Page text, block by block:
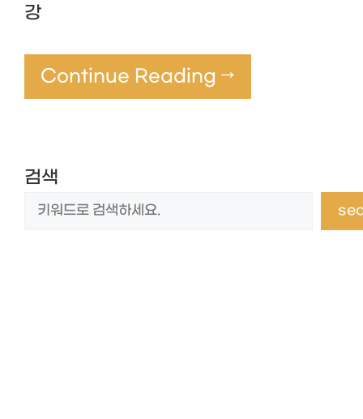
강
Continue Reading →
검색